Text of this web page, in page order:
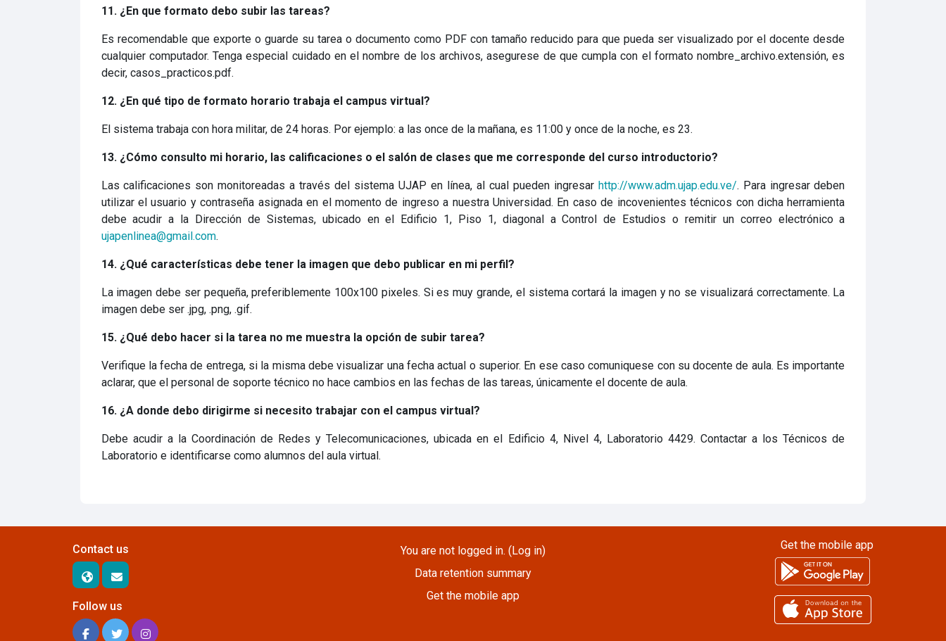
11. ¿En que formato debo subir las tareas?
Es recomendable que exporte o guarde su tarea o documento como PDF con tamaño reducido para que pueda ser visualizado por el docente desde
cualquier computador. Tenga especial cuidado en el nombre de los archivos, asegurese de que cumpla con el formato nombre_archivo.extensión, es
decir, casos_practicos.pdf.
12. ¿En qué tipo de formato horario trabaja el campus virtual?
El sistema trabaja con hora militar, de 24 horas. Por ejemplo: a las once de la mañana, es 11:00 y once de la noche, es 23.
13. ¿Cómo consulto mi horario, las calificaciones o el salón de clases que me corresponde del curso introductorio?
Las calificaciones son monitoreadas a través del sistema UJAP en línea, al cual pueden ingresar http://www.adm.ujap.edu.ve/. Para ingresar deben
utilizar el usuario y contraseña asignada en el momento de ingreso a nuestra Universidad. En caso de incovenientes técnicos con dicha herramienta
debe acudir a la Dirección de Sistemas, ubicado en el Edificio 1, Piso 1, diagonal a Control de Estudios o remitir un correo electrónico a
ujapenlinea@gmail.com.
14. ¿Qué características debe tener la imagen que debo publicar en mi perfil?
La imagen debe ser pequeña, preferiblemente 100x100 pixeles. Si es muy grande, el sistema cortará la imagen y no se visualizará correctamente. La
imagen debe ser .jpg, .png, .gif.
15. ¿Qué debo hacer si la tarea no me muestra la opción de subir tarea?
Verifique la fecha de entrega, si la misma debe visualizar una fecha actual o superior. En ese caso comuniquese con su docente de aula. Es importante
aclarar, que el personal de soporte técnico no hace cambios en las fechas de las tareas, únicamente el docente de aula.
16. ¿A donde debo dirigirme si necesito trabajar con el campus virtual?
Debe acudir a la Coordinación de Redes y Telecomunicaciones, ubicada en el Edificio 4, Nivel 4, Laboratorio 4429. Contactar a los Técnicos de
Laboratorio e identificarse como alumnos del aula virtual.
Contact us
Follow us
You are not logged in. (Log in)
Data retention summary
Get the mobile app
Get the mobile app